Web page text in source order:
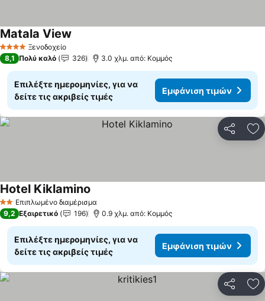
4 ΑστέριαΞενοδοχείο
Matala View
8,1 Πολύ καλό 326 3.0 χλμ. από: Κομμός
Επιλέξτε ημερομηνίες, για να
δείτε τις ακριβείς τιμές
Εμφάνιση τιμών
2 ΑστέριαΕπιπλωμένο διαμέρισμα
Hotel Kiklamino
9,2 Εξαιρετικό 196 0.9 χλμ. από: Κομμός
Επιλέξτε ημερομηνίες, για να
δείτε τις ακριβείς τιμές
Εμφάνιση τιμών